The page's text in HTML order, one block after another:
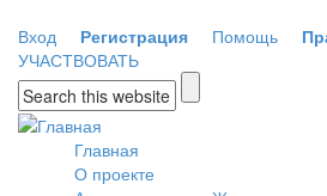
Вход
Регистрация Помощь
УЧАСТВОВАТЬ
Форма поиска
Главная
О проекте